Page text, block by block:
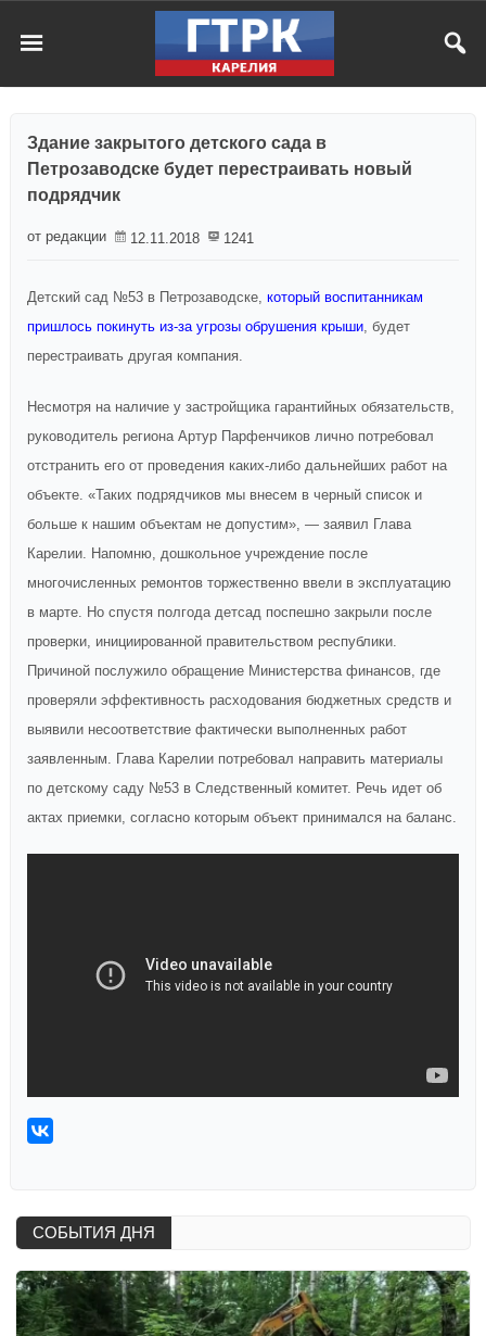
Здание закрытого детского сада в
Петрозаводске будет перестраивать новый
подрядчик
от редакции 12.11.2018 1241
Детский сад №53 в Петрозаводске, который воспитанникам
пришлось покинуть из-за угрозы обрушения крыши, будет
перестраивать другая компания.
Несмотря на наличие у застройщика гарантийных обязательств,
руководитель региона Артур Парфенчиков лично потребовал
отстранить его от проведения каких-либо дальнейших работ на
объекте. «Таких подрядчиков мы внесем в черный список и
больше к нашим объектам не допустим», — заявил Глава
Карелии. Напомню, дошкольное учреждение после
многочисленных ремонтов торжественно ввели в эксплуатацию
в марте. Но спустя полгода детсад поспешно закрыли после
проверки, инициированной правительством республики.
Причиной послужило обращение Министерства финансов, где
проверяли эффективность расходования бюджетных средств и
выявили несоответствие фактически выполненных работ
заявленным. Глава Карелии потребовал направить материалы
по детскому саду №53 в Следственный комитет. Речь идет об
актах приемки, согласно которым объект принимался на баланс.
СОБЫТИЯ ДНЯ